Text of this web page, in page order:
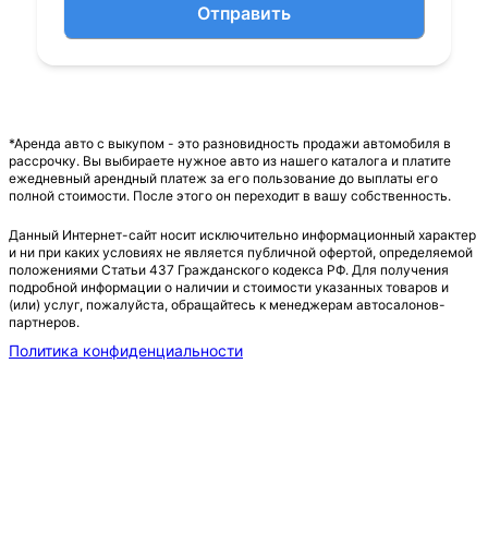
Отправить
*Аренда авто с выкупом - это разновидность продажи автомобиля в
рассрочку. Вы выбираете нужное авто из нашего каталога и платите
ежедневный арендный платеж за его пользование до выплаты его
полной стоимости. После этого он переходит в вашу собственность.
Данный Интернет-сайт носит исключительно информационный характер
и ни при каких условиях не является публичной офертой, определяемой
положениями Статьи 437 Гражданского кодекса РФ. Для получения
подробной информации о наличии и стоимости указанных товаров и
(или) услуг, пожалуйста, обращайтесь к менеджерам автосалонов-
партнеров.
Политика конфиденциальности